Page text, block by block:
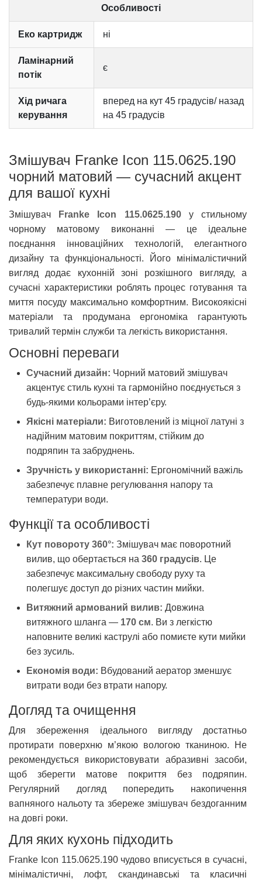
Особливості
Еко картридж ні
Ламінарний
потік
є
Хід ричага
керування
вперед на кут 45 градусів/ назад
на 45 градусів
Змішувач Franke Icon 115.0625.190
чорний матовий — сучасний акцент
для вашої кухні
Змішувач Franke Icon 115.0625.190у стильному
чорному матовому виконанні — це ідеальне
поєднання інноваційних технологій, елегантного
дизайну та функціональності. Його мінімалістичний
вигляд додає кухонній зоні розкішного вигляду, а
сучасні характеристики роблять процес готування та
миття посуду максимально комфортним. Високоякісні
матеріали та продумана ергономіка гарантують
тривалий термін служби та легкість використання.
Основні переваги
Сучасний дизайн: Чорний матовий змішувач
акцентує стиль кухні та гармонійно поєднується з
будь-якими кольорами інтер’єру.
Якісні матеріали: Виготовлений із міцної латуні з
надійним матовим покриттям, стійким до
подряпин та забруднень.
Зручність у використанні: Ергономічний важіль
забезпечує плавне регулювання напору та
температури води.
Функції та особливості
Кут повороту 360°: Змішувач має поворотний
вилив, що обертається на 360 градусів. Це
забезпечує максимальну свободу руху та
полегшує доступ до різних частин мийки.
Витяжний армований вилив: Довжина
витяжного шланга — 170 см. Ви з легкістю
наповните великі каструлі або помиєте кути мийки
без зусиль.
Економія води: Вбудований аератор зменшує
витрати води без втрати напору.
Догляд та очищення
Для збереження ідеального вигляду достатньо
протирати поверхню м’якою вологою тканиною. Не
рекомендується використовувати абразивні засоби,
щоб зберегти матове покриття без подряпин.
Регулярний догляд попередить накопичення
вапняного нальоту та збереже змішувач бездоганним
на довгі роки.
Для яких кухонь підходить
Franke Icon 115.0625.190 чудово вписується в сучасні,
мінімалістичні, лофт, скандинавські та класичні